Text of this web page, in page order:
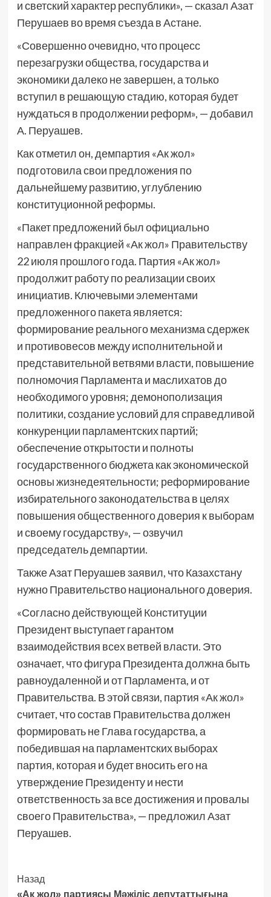
и светский характер республики», — сказал Азат
Перушаев во время съезда в Астане.
«Совершенно очевидно, что процесс
перезагрузки общества, государства и
экономики далеко не завершен, а только
вступил в решающую стадию, которая будет
нуждаться в продолжении реформ», — добавил
А. Перуашев.
Как отметил он, демпартия «Ак жол»
подготовила свои предложения по
дальнейшему развитию, углублению
конституционной реформы.
«Пакет предложений был официально
направлен фракцией «Ак жол» Правительству
22 июля прошлого года. Партия «Ак жол»
продолжит работу по реализации своих
инициатив. Ключевыми элементами
предложенного пакета является:
формирование реального механизма сдержек
и противовесов между исполнительной и
представительной ветвями власти, повышение
полномочия Парламента и маслихатов до
необходимого уровня; демонополизация
политики, создание условий для справедливой
конкуренции парламентских партий;
обеспечение открытости и полноты
государственного бюджета как экономической
основы жизнедеятельности; реформирование
избирательного законодательства в целях
повышения общественного доверия к выборам
и своему государству», — озвучил
председатель демпартии.
Также Азат Перуашев заявил, что Казахстану
нужно Правительство национального доверия.
«Согласно действующей Конституции
Президент выступает гарантом
взаимодействия всех ветвей власти. Это
означает, что фигура Президента должна быть
равноудаленной и от Парламента, и от
Правительства. В этой связи, партия «Ак жол»
считает, что состав Правительства должен
формировать не Глава государства, а
победившая на парламентских выборах
партия, которая и будет вносить его на
утверждение Президенту и нести
ответственность за все достижения и провалы
своего Правительства», — предложил Азат
Перуашев.
Post
Назад
«Ақ жол» партиясы Мәжіліс депутаттығына